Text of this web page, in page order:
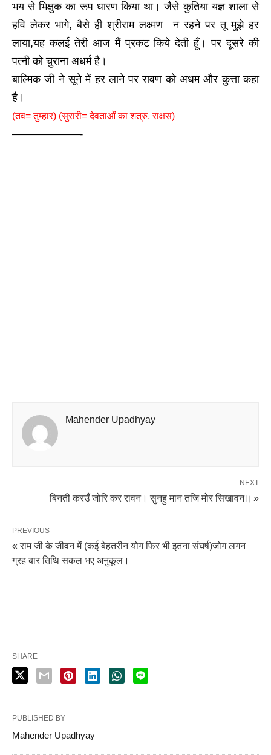
भय से भिक्षुक का रूप धारण किया था। जैसे कुतिया यज्ञ शाला से
हवि लेकर भागे, बैसे ही श्रीराम लक्ष्मण न रहने पर तू मुझे हर
लाया,यह कलई तेरी आज मैं प्रकट किये देती हूँ। पर दूसरे की
पत्नी को चुराना अधर्म है।
बाल्मिक जी ने सूने में हर लाने पर रावण को अधम और कुत्ता कहा
है।
(तव= तुम्हार) (सुरारी= देवताओं का शत्रु, राक्षस)
———————-
Mahender Upadhyay
NEXT
बिनती करउँ जोरि कर रावन। सुनहु मान तजि मोर सिखावन॥ »
PREVIOUS
« राम जी के जीवन में (कई बेहतरीन योग फिर भी इतना संघर्ष)जोग लगन
ग्रह बार तिथि सकल भए अनुकूल।
SHARE
PUBLISHED BY
Mahender Upadhyay